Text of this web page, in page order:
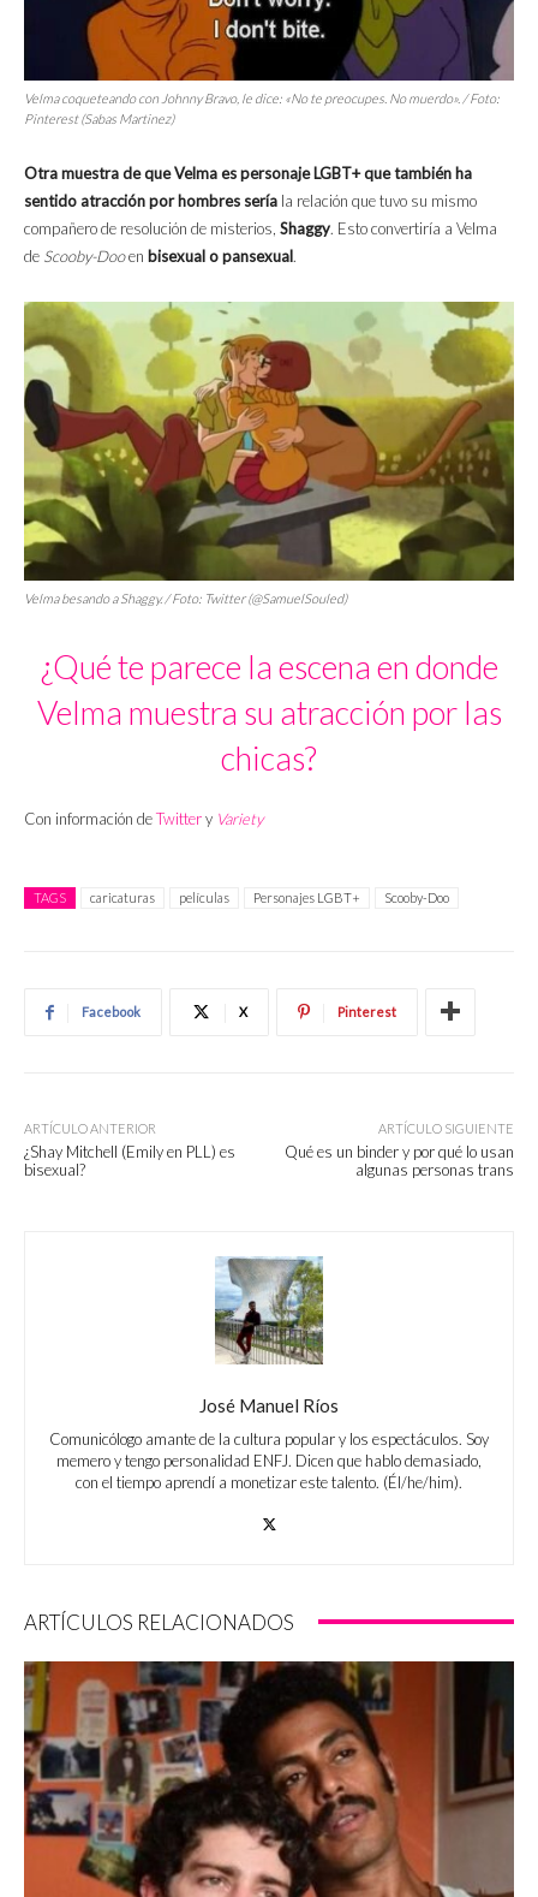
Velma coqueteando con Johnny Bravo, le dice: «No te preocupes. No muerdo». / Foto:
Pinterest (Sabas Martinez)
Otra muestra de que Velma es personaje LGBT+ que también ha
sentido atracción por hombres sería la relación que tuvo su mismo
compañero de resolución de misterios, Shaggy. Esto convertiría a Velma
de Scooby-Dooen bisexual o pansexual.
Velma besando a Shaggy. / Foto: Twitter (@SamuelSouled)
¿Qué te parece la escena en donde
Velma muestra su atracción por las
chicas?
Con información deTwittery Variety
TAGS caricaturas películas Personajes LGBT+ Scooby-Doo
Facebook X Pinterest
ARTÍCULO ANTERIOR
¿Shay Mitchell (Emily en PLL) es
bisexual?
ARTÍCULO SIGUIENTE
Qué es un binder y por qué lo usan
algunas personas trans
José Manuel Ríos
Comunicólogo amante de la cultura popular y los espectáculos. Soy
memero y tengo personalidad ENFJ. Dicen que hablo demasiado,
con el tiempo aprendí a monetizar este talento. (Él/he/him).
ARTÍCULOS RELACIONADOS